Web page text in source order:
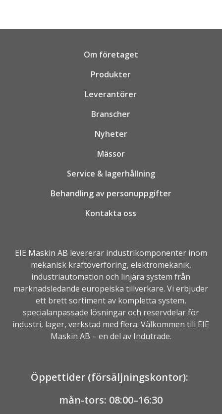
Om företaget
Produkter
Leverantörer
Branscher
Nyheter
Mässor
Service & lagerhållning
Behandling av personuppgifter
Kontakta oss
EIE Maskin AB levererar industrikomponenter inom
mekanisk kraftöverföring, elektromekanik,
industriautomation och linjära system från
marknadsledande europeiska tillverkare. Vi erbjuder
ett brett sortiment av kompletta system,
specialanpassade lösningar och reservdelar för
industri, lager, verkstad med flera. Välkommen till EIE
Maskin AB – en del av Indutrade.
Öppettider (försäljningskontor):
mån-tors: 08:00–16:30